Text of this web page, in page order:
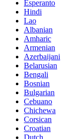
Esperanto
Hindi
Lao
Albanian
Amharic
Armenian
Azerbaijani
Belarusian
Bengali
Bosnian
Bulgarian
Cebuano
Chichewa
Corsican
Croatian
Dutch